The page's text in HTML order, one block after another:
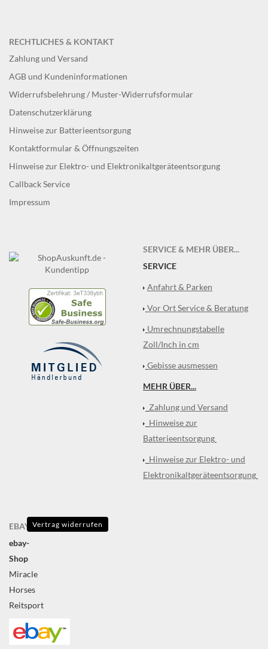
RECHTLICHES & KONTAKT
Zahlung und Versand
AGB und Kundeninformationen
Widerrufsbelehrung / Muster-Widerrufsformular
Datenschutzerklärung
Hinweise zur Batterieentsorgung
Kontaktformular & Öffnungszeiten
Hinweise zur Elektro- und Elektronikaltgeräteentsorgung
Callback Service
Impressum
SERVICE & MEHR ÜBER...
SERVICE
Anfahrt & Parken
Vor Ort Service & Beratung
Umrechnungstabelle
Zoll/Inch in cm
Gebisse ausmessen
MEHR ÜBER...
Zahlung und Versand
Hinweise zur
Batterieentsorgung
Hinweise zur Elektro- und
Elektronikaltgeräteentsorgung
EBAY
ebay-
Shop
Miracle
Horses
Reitsport
Vertrag widerrufen